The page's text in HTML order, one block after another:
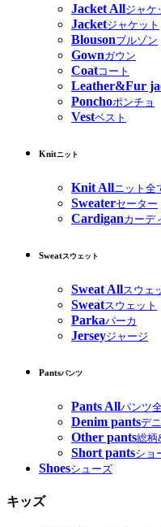
Jacket Allジャケ
Jacketジャケット
Blousonブルゾン
Gownガウン
Coatコート
Leather&Fur
Ponchoポンチョ
Vestベスト
Knitニット
Knit Allニット全
Sweaterセーター
Cardiganカーデ
Sweatスウェット
Sweat Allスウェ
Sweatスウェット
Parkaパーカ
Jerseyジャージ
Pantsパンツ
Pants Allパンツ
Denim pantsデ
Other pants総柄
Short pantsショ
Shoesシューズ
キッズ